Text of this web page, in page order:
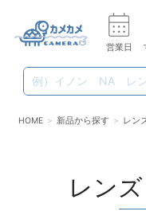
営業日
HOME 新品から探す レン
レン